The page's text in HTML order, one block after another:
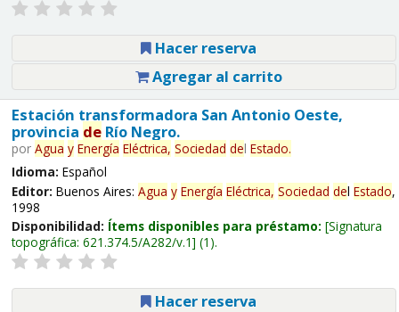
Hacer reserva
Agregar al carrito
Estación transformadora San Antonio Oeste,
provincia deRío Negro.
por Agua y Energía Eléctrica, Sociedad del Estado.
Idioma: Español
Editor: Buenos Aires: Agua y Energía Eléctrica, Sociedad del Estado,
1998
Disponibilidad: Ítems disponibles para préstamo: Signatura
topográfica: 621.374.5/A282/v.1 (1).
Hacer reserva